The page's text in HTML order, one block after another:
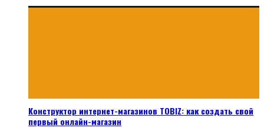
Конструктор интернет-магазинов TOBIZ: как создать свой
первый онлайн-магазин